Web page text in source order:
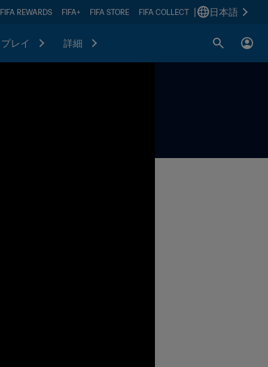
FIFA REWARDS FIFA+ FIFA STORE FIFA COLLECT 日本語
プレイ 詳細